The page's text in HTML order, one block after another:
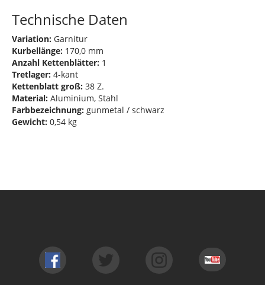
Technische Daten
Variation: Garnitur
Kurbellänge: 170,0 mm
Anzahl Kettenblätter: 1
Tretlager: 4-kant
Kettenblatt groß: 38 Z.
Material: Aluminium, Stahl
Farbbezeichnung: gunmetal / schwarz
Gewicht: 0,54 kg